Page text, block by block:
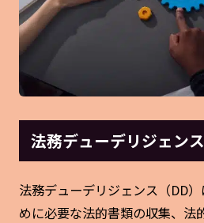
法務デューデリジェン
法務デューデリジェンス（DD
めに必要な法的書類の収集、法